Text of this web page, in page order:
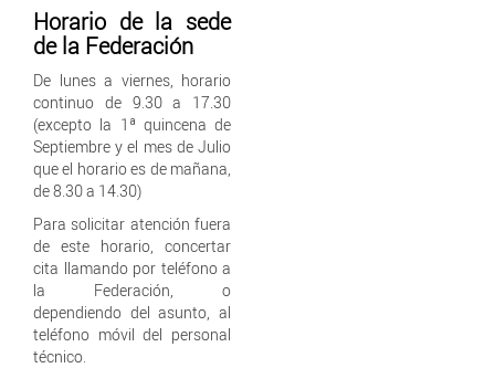
Horario de la sede
de la Federación
De lunes a viernes, horario
continuo de 9.30 a 17.30
(excepto la 1ª quincena de
Septiembre y el mes de Julio
que el horario es de mañana,
de 8.30 a 14.30)
Para solicitar atención fuera
de este horario, concertar
cita llamando por teléfono a
la Federación, o
dependiendo del asunto, al
teléfono móvil del personal
técnico.